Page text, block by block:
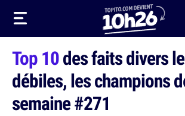
Top 10des faits divers
débiles, les champions
semaine #271